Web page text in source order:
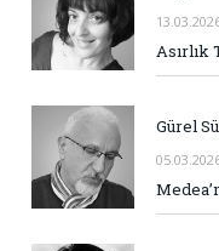
Asırlık
Gürel